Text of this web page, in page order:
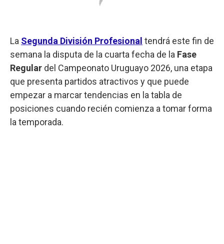
La Segunda División Profesional tendrá este fin de
semana la disputa de la cuarta fecha de la Fase
Regular del Campeonato Uruguayo 2026, una etapa
que presenta partidos atractivos y que puede
empezar a marcar tendencias en la tabla de
posiciones cuando recién comienza a tomar forma
la temporada.